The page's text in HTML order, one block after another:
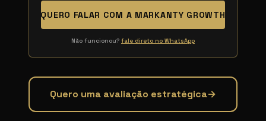
QUERO FALAR COM A MARKANTY GROWTH
Não funcionou? fale direto no WhatsApp
Quero uma avaliação estratégica→